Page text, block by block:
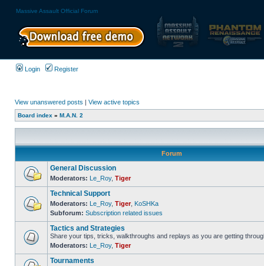
Massive Assault Official Forum
Login Register
View unanswered posts | View active topics
Board index » M.A.N. 2
Forum
General Discussion
Moderators: Le_Roy, Tiger
Technical Support
Moderators: Le_Roy, Tiger, KoSHKa
Subforum: Subscription related issues
Tactics and Strategies
Share your tips, tricks, walkthroughs and replays as you are getting
Moderators: Le_Roy, Tiger
Tournaments